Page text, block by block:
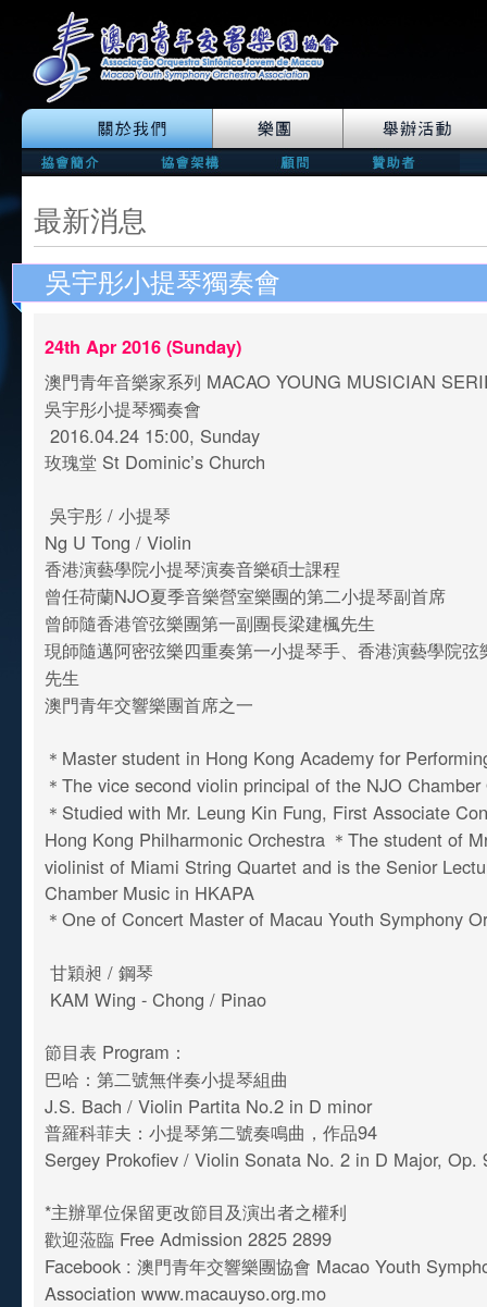
最新消息
吳宇彤小提琴獨奏會
24th Apr 2016 (Sunday)
澳門青年音樂家系列 MACAO YOUNG MUSICIAN
吳宇彤小提琴獨奏會
2016.04.24 15:00, Sunday
玫瑰堂 St Dominic’s Church
吳宇彤 / 小提琴
Ng U Tong / Violin
香港演藝學院小提琴演奏音樂碩士課程
曾任荷蘭NJO夏季音樂營室樂團的第二小提琴副首席
曾師隨香港管弦樂團第一副團長梁建楓先生
現師隨邁阿密弦樂四重奏第一小提琴手、香港演藝學院弦
先生
澳門青年交響樂團首席之一
＊Master student in Hong Kong Academy for
＊The vice second violin principal of the NJO Chamber
＊Studied with Mr. Leung Kin Fung, First Associate
Hong Kong Philharmonic Orchestra ＊The student of
violinist of Miami String Quartet and is the Senior
Chamber Music in HKAPA
＊One of Concert Master of Macau Youth Symphony
甘穎昶 / 鋼琴
KAM Wing - Chong / Pinao
節目表 Program：
巴哈：第二號無伴奏小提琴組曲
J.S. Bach / Violin Partita No.2 in D minor
普羅科菲夫：小提琴第二號奏鳴曲，作品94
Sergey Prokofiev / Violin Sonata No. 2 in D Major,
*主辦單位保留更改節目及演出者之權利
歡迎蒞臨 Free Admission 2825 2899
Facebook : 澳門青年交響樂團協會 Macao Youth
Association www.macauyso.org.mo